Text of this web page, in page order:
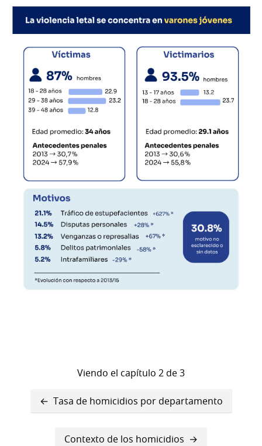
Viendo el capítulo 2 de 3
Enlaces
transversales
Tasa de homicidios por departamento
Contexto de los homicidios